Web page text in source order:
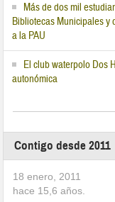
Más de dos mil
Bibliotecas Municipales y
a la PAU
El club waterpolo Dos
autonómica
Contigo desde 2011
18 enero, 2011
hace 15,6 años.